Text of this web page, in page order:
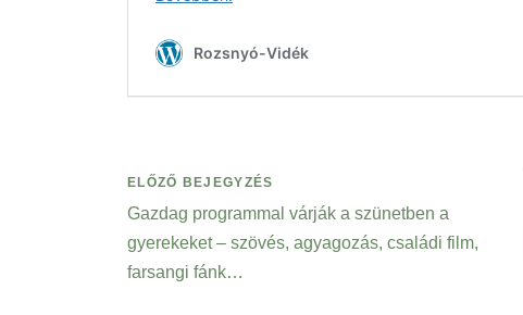
ELŐZŐ BEJEGYZÉS
Gazdag programmal várják a szünetben a
gyerekeket – szövés, agyagozás, családi film,
farsangi fánk…